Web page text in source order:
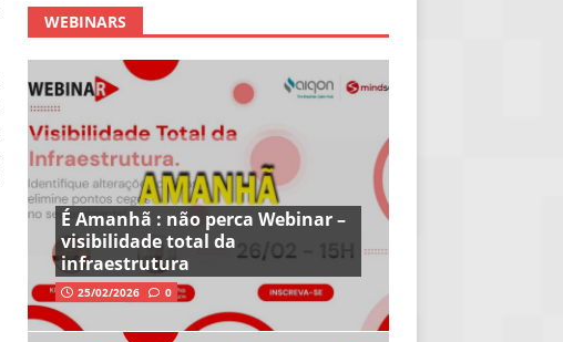
WEBINARS
É Amanhã : não perca Webinar –
visibilidade total da
infraestrutura
25/02/2026 0